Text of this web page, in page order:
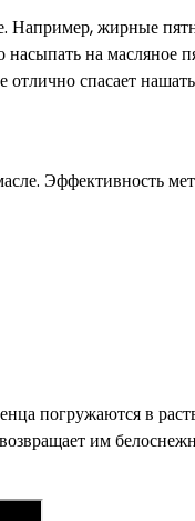
Например, жирные
на масляное
спасает
Эффективность
погружаются в
им